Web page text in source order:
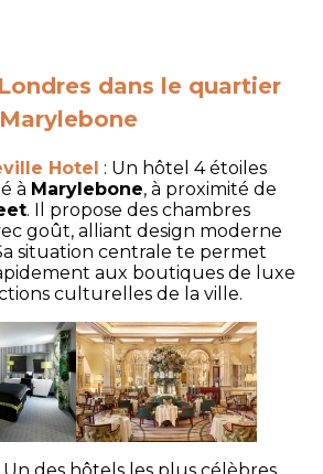
dans le quartier
Hotel : Un hôtel 4 étoiles
à Marylebone, à proximité de
. Il propose des chambres
goût, alliant design moderne
situation centrale te permet
aux boutiques de luxe
culturelles de la ville.